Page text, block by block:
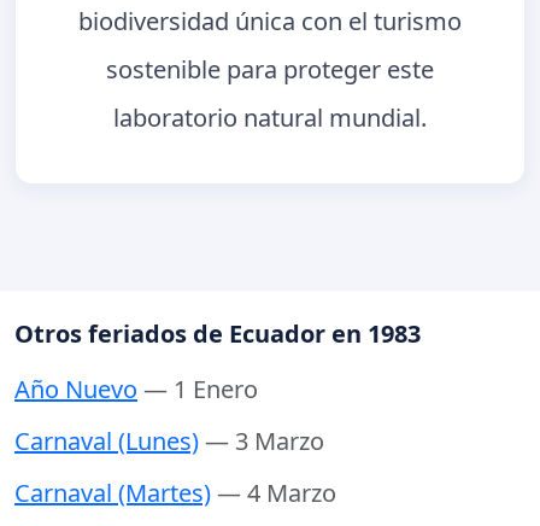
biodiversidad única con el turismo
sostenible para proteger este
laboratorio natural mundial.
Otros feriados de Ecuador en 1983
Año Nuevo — 1 Enero
Carnaval (Lunes)— 3 Marzo
Carnaval (Martes)— 4 Marzo